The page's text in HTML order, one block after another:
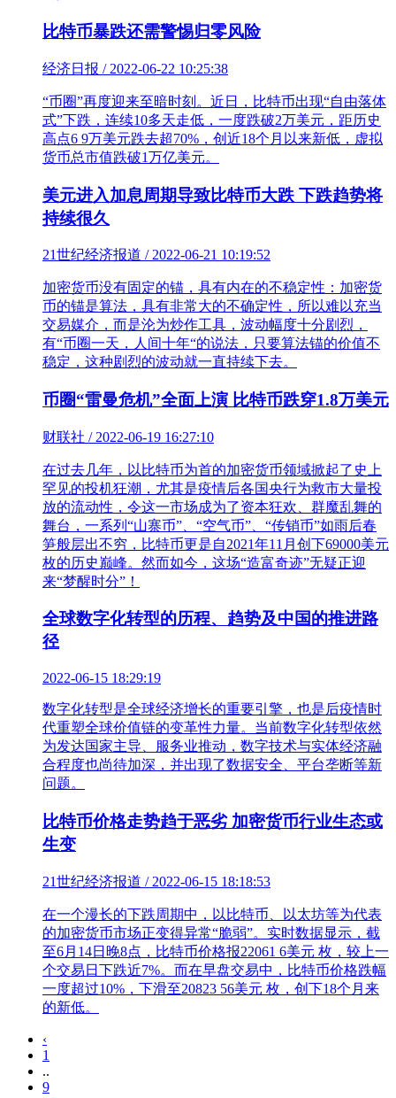
比特币暴跌还需警惕归零风险
经济日报 / 2022-06-22 10:25:38
“币圈”再度迎来至暗时刻。近日，比特币出现“自由落体
式”下跌，连续10多天走低，一度跌破2万美元，距历史
高点6 9万美元跌去超70%，创近18个月以来新低，虚拟
货币总市值跌破1万亿美元。
美元进入加息周期导致比特币大跌 下跌趋势将
持续很久
21世纪经济报道 / 2022-06-21 10:19:52
加密货币没有固定的锚，具有内在的不稳定性：加密货
币的锚是算法，具有非常大的不确定性，所以难以充当
交易媒介，而是沦为炒作工具，波动幅度十分剧烈，
有“币圈一天，人间十年“的说法，只要算法锚的价值不
稳定，这种剧烈的波动就一直持续下去。
币圈“雷曼危机”全面上演 比特币跌穿1.8万美元
财联社 / 2022-06-19 16:27:10
在过去几年，以比特币为首的加密货币领域掀起了史上
罕见的投机狂潮，尤其是疫情后各国央行为救市大量投
放的流动性，令这一市场成为了资本狂欢、群魔乱舞的
舞台，一系列“山寨币”、“空气币”、“传销币”如雨后春
笋般层出不穷，比特币更是自2021年11月创下69000美元
枚的历史巅峰。然而如今，这场“造富奇迹”无疑正迎
来“梦醒时分”！
全球数字化转型的历程、趋势及中国的推进路
径
2022-06-15 18:29:19
数字化转型是全球经济增长的重要引擎，也是后疫情时
代重塑全球价值链的变革性力量。当前数字化转型依然
为发达国家主导、服务业推动，数字技术与实体经济融
合程度也尚待加深，并出现了数据安全、平台垄断等新
问题。
比特币价格走势趋于恶劣 加密货币行业生态或
生变
21世纪经济报道 / 2022-06-15 18:18:53
在一个漫长的下跌周期中，以比特币、以太坊等为代表
的加密货币市场正变得异常“脆弱”。实时数据显示，截
至6月14日晚8点，比特币价格报22061 6美元 枚，较上一
个交易日下跌近7%。而在早盘交易中，比特币价格跌幅
一度超过10%，下滑至20823 56美元 枚，创下18个月来
的新低。
‹
1
..
9